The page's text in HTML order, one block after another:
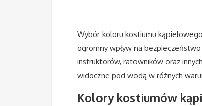
Wybór koloru kostiumu
ogromny wpływ na
instruktorów, ratowników oraz
widoczne pod wodą w różnych
Kolory kostiumów